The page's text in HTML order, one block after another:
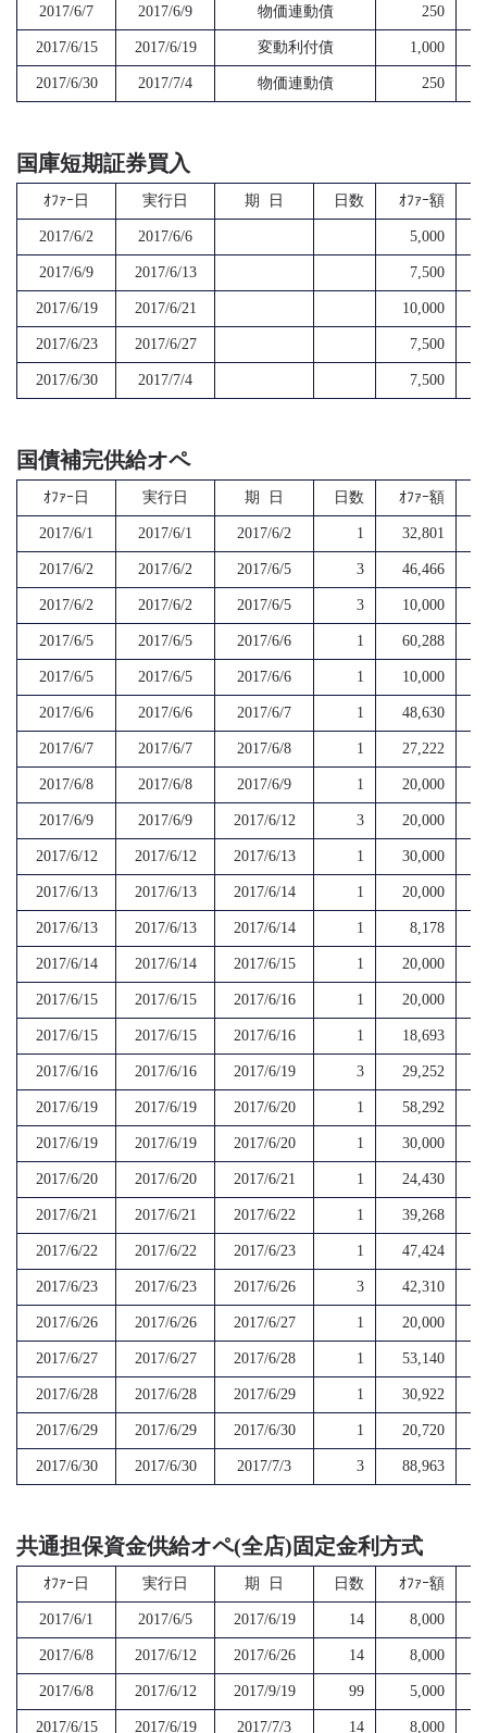
2017/6/7 2017/6/9 物価連動債 250
2017/6/15 2017/6/19 変動利付債 1,000
2017/6/30 2017/7/4 物価連動債 250
国庫短期証券買入
ｵﾌｧｰ日 実行日 期 日 日数 ｵﾌｧｰ額
2017/6/2 2017/6/6 5,000
2017/6/9 2017/6/13 7,500
2017/6/19 2017/6/21 10,000
2017/6/23 2017/6/27 7,500
2017/6/30 2017/7/4 7,500
国債補完供給オペ
ｵﾌｧｰ日 実行日 期 日 日数 ｵﾌｧｰ額
2017/6/1 2017/6/1 2017/6/2 1 32,801
2017/6/2 2017/6/2 2017/6/5 3 46,466
2017/6/2 2017/6/2 2017/6/5 3 10,000
2017/6/5 2017/6/5 2017/6/6 1 60,288
2017/6/5 2017/6/5 2017/6/6 1 10,000
2017/6/6 2017/6/6 2017/6/7 1 48,630
2017/6/7 2017/6/7 2017/6/8 1 27,222
2017/6/8 2017/6/8 2017/6/9 1 20,000
2017/6/9 2017/6/9 2017/6/12 3 20,000
2017/6/12 2017/6/12 2017/6/13 1 30,000
2017/6/13 2017/6/13 2017/6/14 1 20,000
2017/6/13 2017/6/13 2017/6/14 1 8,178
2017/6/14 2017/6/14 2017/6/15 1 20,000
2017/6/15 2017/6/15 2017/6/16 1 20,000
2017/6/15 2017/6/15 2017/6/16 1 18,693
2017/6/16 2017/6/16 2017/6/19 3 29,252
2017/6/19 2017/6/19 2017/6/20 1 58,292
2017/6/19 2017/6/19 2017/6/20 1 30,000
2017/6/20 2017/6/20 2017/6/21 1 24,430
2017/6/21 2017/6/21 2017/6/22 1 39,268
2017/6/22 2017/6/22 2017/6/23 1 47,424
2017/6/23 2017/6/23 2017/6/26 3 42,310
2017/6/26 2017/6/26 2017/6/27 1 20,000
2017/6/27 2017/6/27 2017/6/28 1 53,140
2017/6/28 2017/6/28 2017/6/29 1 30,922
2017/6/29 2017/6/29 2017/6/30 1 20,720
2017/6/30 2017/6/30 2017/7/3 3 88,963
共通担保資金供給オペ(全店)固定金利方式
ｵﾌｧｰ日 実行日 期 日 日数 ｵﾌｧｰ額
2017/6/1 2017/6/5 2017/6/19 14 8,000
2017/6/8 2017/6/12 2017/6/26 14 8,000
2017/6/8 2017/6/12 2017/9/19 99 5,000
2017/6/15 2017/6/19 2017/7/3 14 8,000